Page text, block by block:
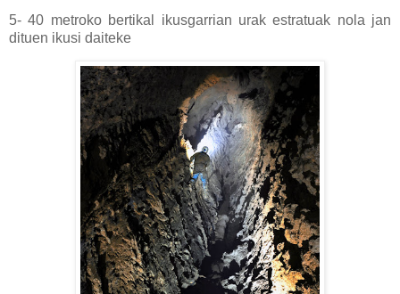
5- 40 metroko bertikal ikusgarrian urak estratuak nola jan
dituen ikusi daiteke